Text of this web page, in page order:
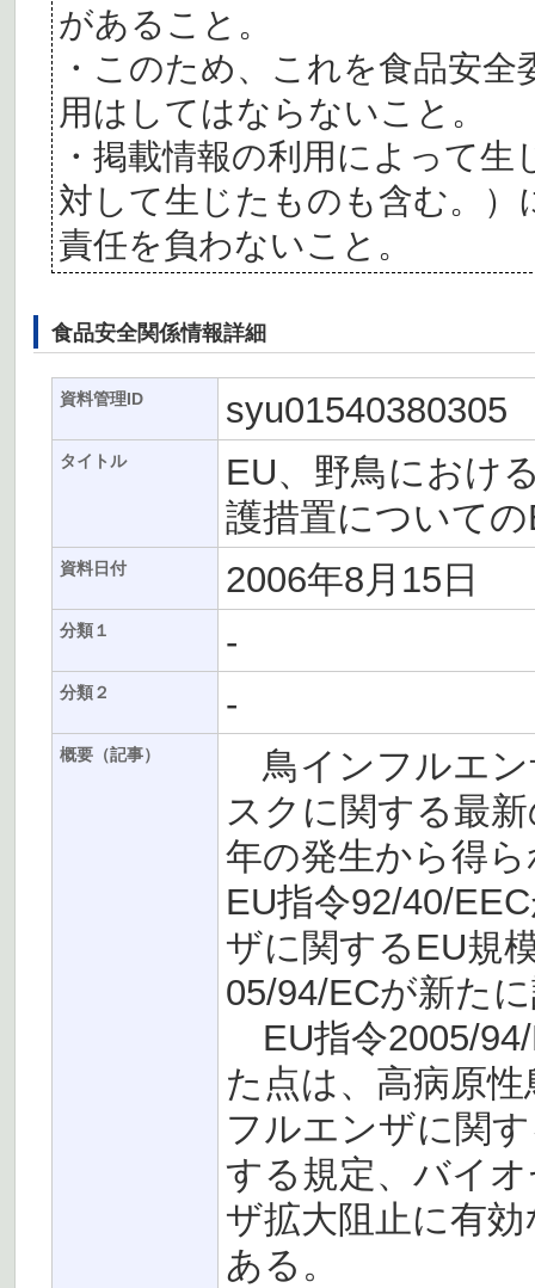
があること。
・このため、これを食品安
用はしてはならないこと。
・掲載情報の利用によって
対して生じたものも含む。
責任を負わないこと。
食品安全関係情報詳細
資料管理ID syu01540380305
タイトル
EU、野鳥におけ
護措置について
資料日付 2006年8月15日
分類１ -
分類２ -
概要（記事）
鳥インフルエン
スクに関する最
年の発生から得
EU指令92/40/
ザに関するEU規
05/94/ECが新た
EU指令2005/
た点は、高病原
フルエンザに関
する規定、バイ
ザ拡大阻止に有
ある。